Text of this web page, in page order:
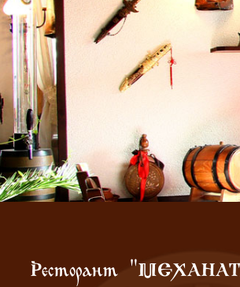
Ресторант